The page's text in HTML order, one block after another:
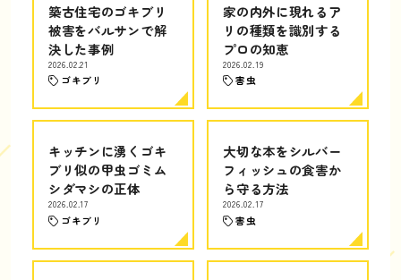
築古住宅のゴキブリ
被害をバルサンで解
決した事例
2026.02.21
ゴキブリ
家の内外に現れるア
リの種類を識別する
プロの知恵
2026.02.19
害虫
キッチンに湧くゴキ
ブリ似の甲虫ゴミム
シダマシの正体
2026.02.17
ゴキブリ
大切な本をシルバー
フィッシュの食害か
ら守る方法
2026.02.17
害虫